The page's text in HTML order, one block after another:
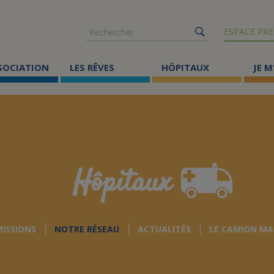
Rechercher
ESPACE
LES RÊVES HÔPITAUX JE
Hôpitaux
NOTRE RÉSEAU ACTUALITÉS LE CAMION